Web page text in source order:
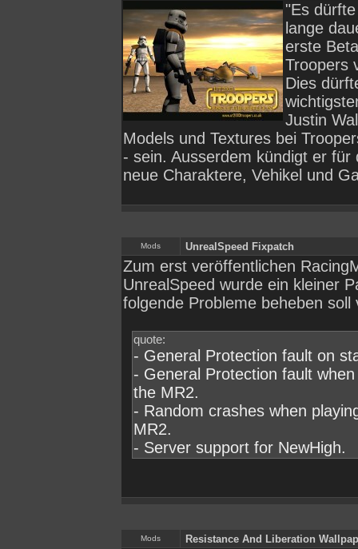
"Es
lange
erste
Troopers
Dies
Justin
Models und Textures bei
- sein. Ausserdem kündigt er für
neue Charaktere, Vehikel und
Mods UnrealSpeed Fixpatch
Zum erst veröffentlichen
UnrealSpeed wurde ein kleiner
folgende Probleme beheben soll
quote:
- General Protection fault on
- General Protection fault
the MR2.
- Random crashes when
MR2.
- Server support for NewHigh.
Mods Resistance And Liberation